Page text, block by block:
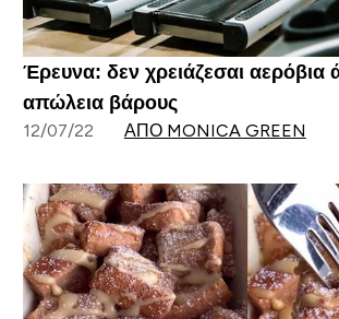
Έρευνα: δεν χρειάζεσαι αερόβια
απώλεια βάρους
12/07/22 ΑΠΌ MONICA GREEN